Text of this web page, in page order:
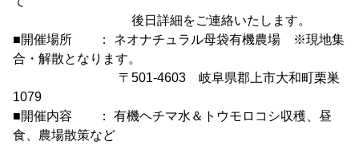
後日詳細をご連絡いたします。
■開催場所 ： ネオナチュラル母袋有機農場 ※現地集
合・解散となります。
〒501-4603 岐阜県郡上市大和町栗巣
1079
■開催内容 ： 有機ヘチマ水＆トウモロコシ収穫、昼
食、農場散策など